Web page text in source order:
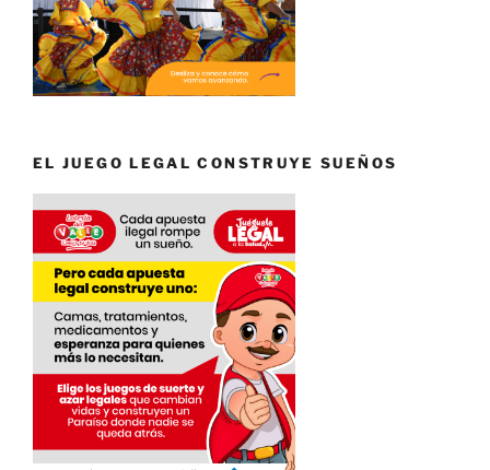
EL JUEGO LEGAL CONSTRUYE SUEÑOS